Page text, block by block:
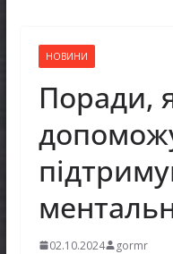
НОВИНИ
Поради,
02.10.2024 gormr